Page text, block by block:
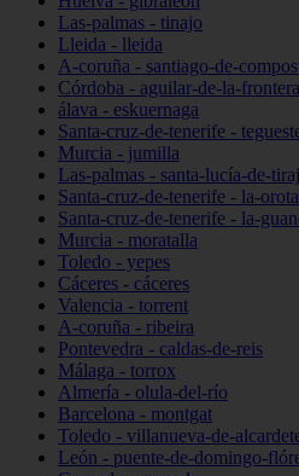
Las-palmas - tinajo
Lleida - lleida
A-coruña - santiago-de-
Córdoba - aguilar-de-la-frontera
álava - eskuernaga
Santa-cruz-de-tenerife -
Murcia - jumilla
Las-palmas - santa-lucía-de-
Santa-cruz-de-tenerife - la-
Santa-cruz-de-tenerife - la-
Murcia - moratalla
Toledo - yepes
Cáceres - cáceres
Valencia - torrent
A-coruña - ribeira
Pontevedra - caldas-de-reis
Málaga - torrox
Almería - olula-del-río
Barcelona - montgat
Toledo - villanueva-de-
León - puente-de-domingo-